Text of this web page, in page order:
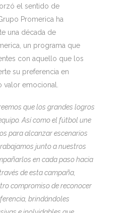
el sentido de
Promerica ha
una década de
un programa que
con aquello que los
su preferencia en
valor emocional.
que los grandes logros
Así como el fútbol une
para alcanzar escenarios
junto a nuestros
en cada paso hacia
de esta campaña,
compromiso de reconocer
brindándoles